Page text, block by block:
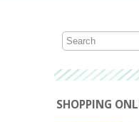
SHOPPING